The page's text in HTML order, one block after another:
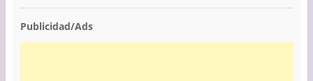
Publicidad/Ads